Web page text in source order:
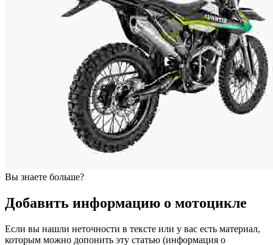
Вы знаете больше?
Добавить информацию о мотоцикле
Если вы нашли неточности в тексте или у вас есть материал,
которым можно допонить эту статью (информация о